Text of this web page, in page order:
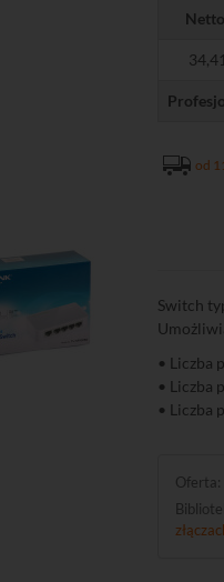
Netto
od
Switch
• Liczba
• Liczba
• Liczba
Oferta: